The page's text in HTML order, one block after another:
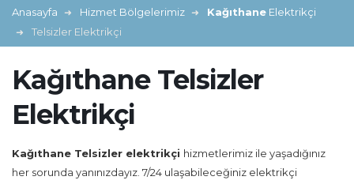
Anasayfa Hizmet Bölgelerimiz Kağıthane Elektrikçi
Telsizler Elektrikçi
Kağıthane Telsizler
Elektrikçi
Kağıthane Telsizler elektrikçi hizmetlerimiz ile yaşadığınız
her sorunda yanınızdayız. 7/24 ulaşabileceğiniz elektrikçi